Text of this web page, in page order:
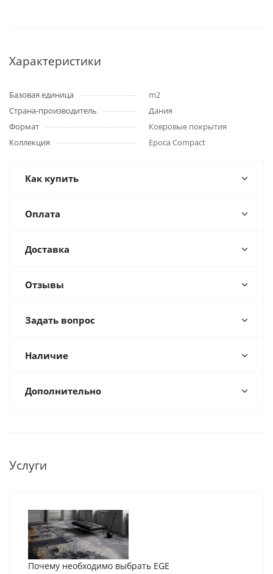
Характеристики
Базовая единица
m2
Страна-производитель
Дания
Формат
Ковровые покрытия
Коллекция
Epoca Compact
Как купить
Оплата
Доставка
Отзывы
Задать вопрос
Наличие
Дополнительно
Услуги
Почему необходимо выбрать EGE